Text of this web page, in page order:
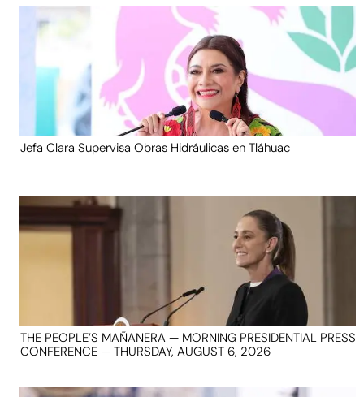
Jefa Clara Supervisa Obras Hidráulicas en Tláhuac
THE PEOPLE’S MAÑANERA — MORNING PRESIDENTIAL PRESS
CONFERENCE — THURSDAY, AUGUST 6, 2026